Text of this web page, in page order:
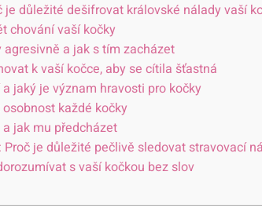
je důležité dešifrovat královské nálady vaší
chování vaší kočky
a jak s tím zacházet
k vaší kočce, aby se cítila šťastná
jaký je význam hravosti pro kočky
každé kočky
jak mu předcházet
je důležité pečlivě sledovat stravovací
s vaší kočkou bez slov